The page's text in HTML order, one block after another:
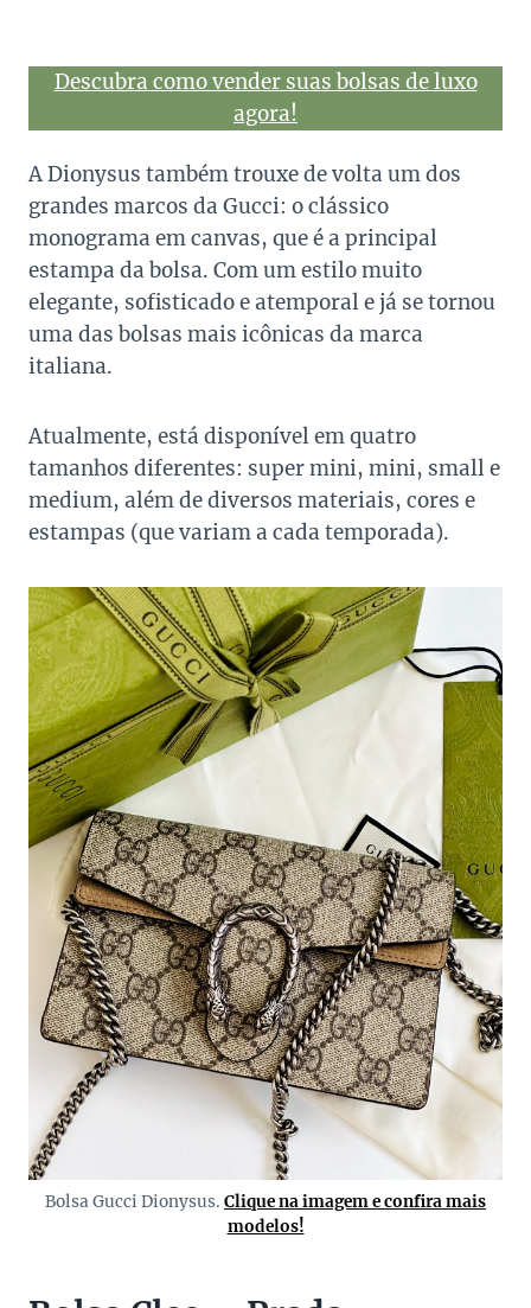
Descubra como vender suas bolsas de luxo
agora!
A Dionysus também trouxe de volta um dos
grandes marcos da Gucci: o clássico
monograma em canvas, que é a principal
estampa da bolsa. Com um estilo muito
elegante, sofisticado e atemporal e já se tornou
uma das bolsas mais icônicas da marca
italiana.
Atualmente, está disponível em quatro
tamanhos diferentes: super mini, mini, small e
medium, além de diversos materiais, cores e
estampas (que variam a cada temporada).
Bolsa Gucci Dionysus. Clique na imagem e confira mais
modelos!